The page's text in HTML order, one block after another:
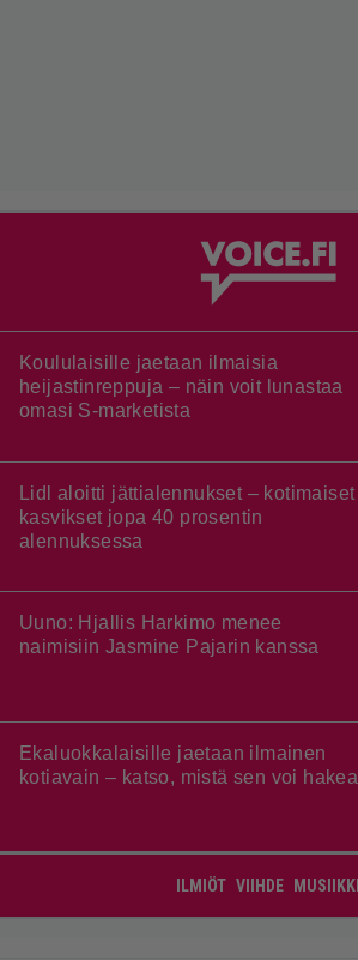
Koululaisille jaetaan ilmaisia
heijastinreppuja – näin voit lunastaa
omasi S-marketista
Lidl aloitti jättialennukset – kotimaiset
kasvikset jopa 40 prosentin
alennuksessa
Uuno: Hjallis Harkimo menee
naimisiin Jasmine Pajarin kanssa
Ekaluokkalaisille jaetaan ilmainen
kotiavain – katso, mistä sen voi hakea
ILMIÖT VIIHDE MUSIIKKI